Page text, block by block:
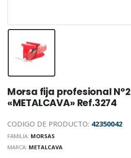
Morsa fija profesional N°2
«METALCAVA» Ref.3274
CODIGO DE PRODUCTO: 42350042
FAMILIA: MORSAS
MARCA: METALCAVA